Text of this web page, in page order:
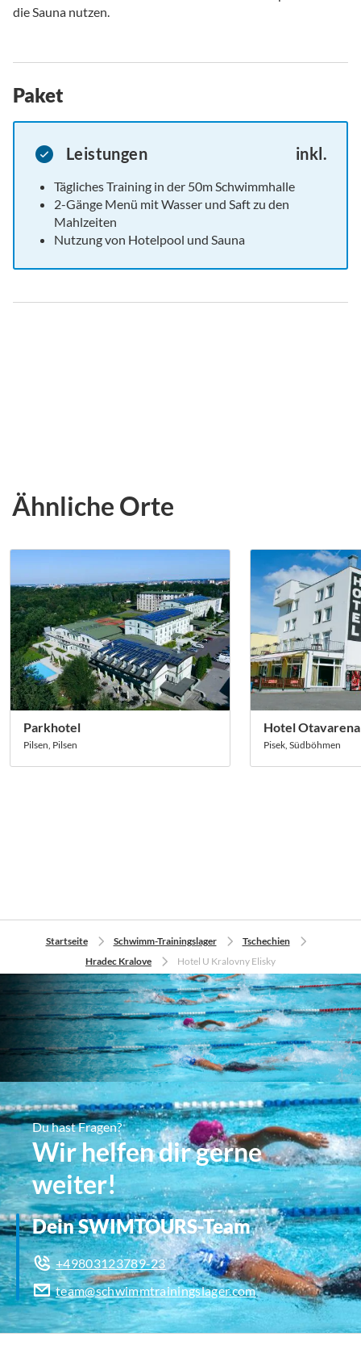
die Sauna nutzen.
Paket
Leistungen inkl.
Tägliches Training in der 50m Schwimmhalle
2-Gänge Menü mit Wasser und Saft zu den
Mahlzeiten
Nutzung von Hotelpool und Sauna
Ähnliche Orte
Parkhotel
Pilsen, Pilsen
Hotel Otavarena
Pisek, Südböhmen
Startseite Schwimm-Trainingslager
Tschechien
Hradec Kralove
Hotel U Kralovny Elisky
Du hast Fragen?
Wir helfen dir gerne
weiter!
Dein SWIMTOURS-Team
+49803123789-23
team@schwimmtrainingslager.com